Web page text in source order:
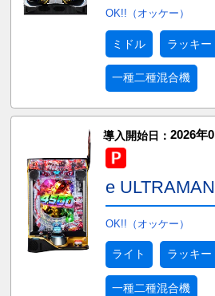
OK!!（オッケー）
ミドル ラッキー
一種二種混合機
導入開始日： 2026年
e
OK!!（オッケー）
ライト ラッキー
一種二種混合機